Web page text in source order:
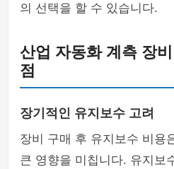
의 선택을 할 수 있습니다.
산업 자동화 계측 장
점
장기적인 유지보수 고려
장비 구매 후 유지보수 비용
큰 영향을 미칩니다. 유지보